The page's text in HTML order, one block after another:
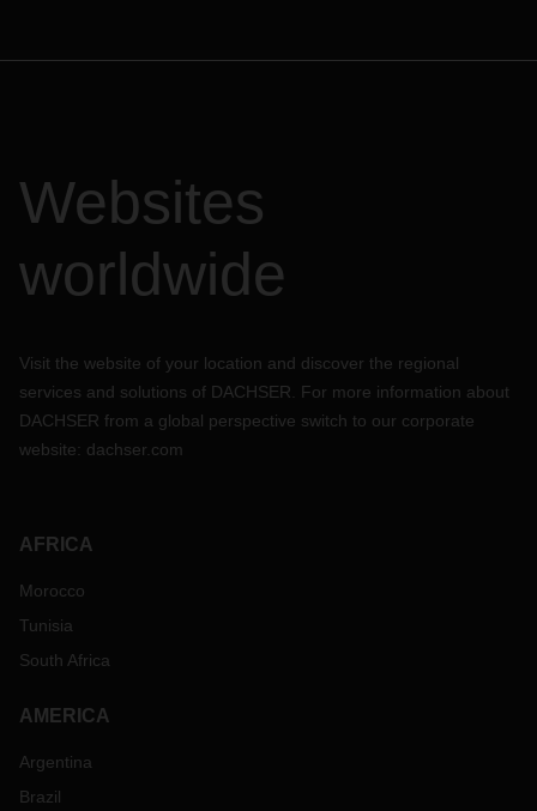
Websites
worldwide
Visit the website of your location and discover the regional
services and solutions of DACHSER. For more information about
DACHSER from a global perspective switch to our corporate
website: dachser.com
AFRICA
Morocco
Tunisia
South Africa
AMERICA
Argentina
Brazil